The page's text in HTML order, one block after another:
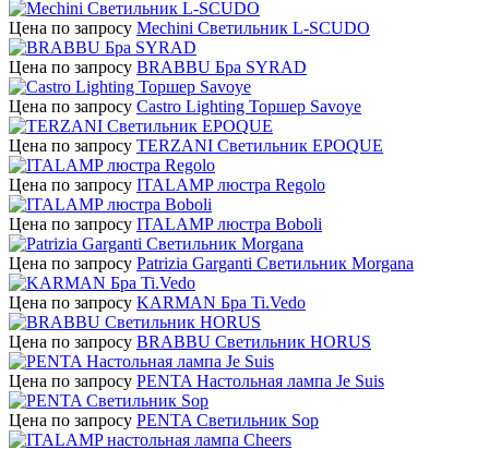
Цена по запросу Mechini Светильник L-SCUDO
Цена по запросу BRABBU Бра SYRAD
Цена по запросу Castro Lighting Торшер Savoye
Цена по запросу TERZANI Светильник EPOQUE
Цена по запросу ITALAMP люстра Regolo
Цена по запросу ITALAMP люстра Boboli
Цена по запросу Patrizia Garganti Светильник Morgana
Цена по запросу KARMAN Бра Ti.Vedo
Цена по запросу BRABBU Светильник HORUS
Цена по запросу PENTA Настольная лампа Je Suis
Цена по запросу PENTA Светильник Sop